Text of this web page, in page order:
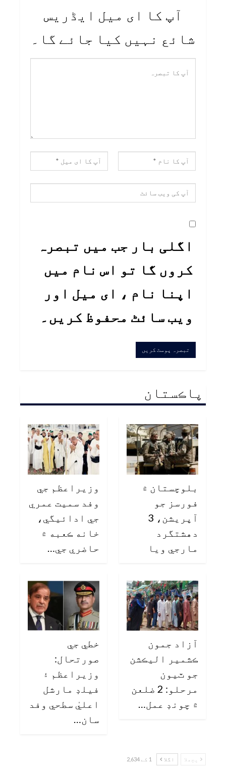
آپ کا ای میل ایڈریس
شائع نہیں کیا جائے گا۔
اگلی بار جب میں تبصرہ
کروں گا تو اس نام میں
اپنا نام ، ای میل اور
ویب سائٹ محفوظ کریں۔
پاڪستان
بلوچستان ۾
فورسز جو
آپريشن، 3
دهشتگرد
مارجي ويا
وزيراعظم جي
وفد سميت عمري
جي ادائيگي،
خانه ڪعبه ۾
حاضري جي…
آزاد جمون
ڪشمير اليڪشن
جو ٽيون
مرحلو: 2 ضلعن
۾ چونڊ عمل…
خطي جي
صورتحال:
وزيراعظم ۽
فيلڊ مارشل
اعليٰ سطحي وفد
سان…
پچھلا اگلا 1 کے 2,634